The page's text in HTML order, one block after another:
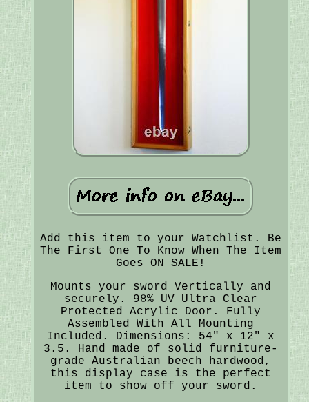
Add this item to your Watchlist. Be
The First One To Know When The Item
Goes ON SALE!
Mounts your sword Vertically and
securely. 98% UV Ultra Clear
Protected Acrylic Door. Fully
Assembled With All Mounting
Included. Dimensions: 54" x 12" x
3.5. Hand made of solid furniture-
grade Australian beech hardwood,
this display case is the perfect
item to show off your sword.